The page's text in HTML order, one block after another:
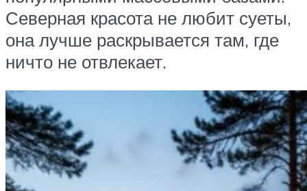
Северная красота не любит суеты,
она лучше раскрывается там, где
ничто не отвлекает.